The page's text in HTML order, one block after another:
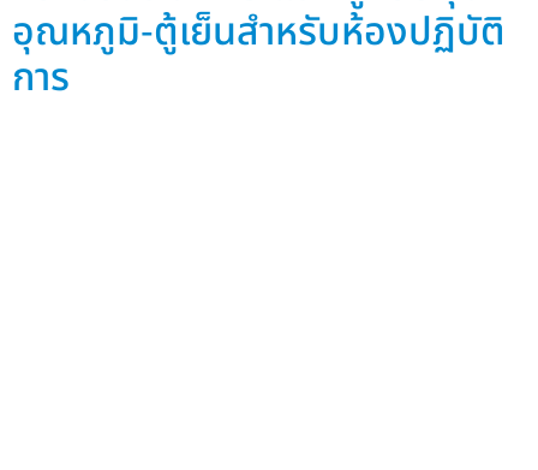
อุณหภูมิ-ตู้เย็นสำหรับห้องปฏิบัติ
การ